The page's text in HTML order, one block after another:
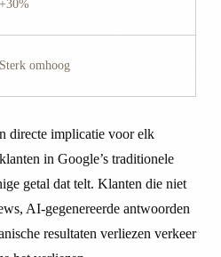
+30%
Sterk omhoog
directe implicatie voor elk
in Google’s traditionele
getal dat telt. Klanten die niet
AI-gegenereerde antwoorden
resultaten verliezen verkeer